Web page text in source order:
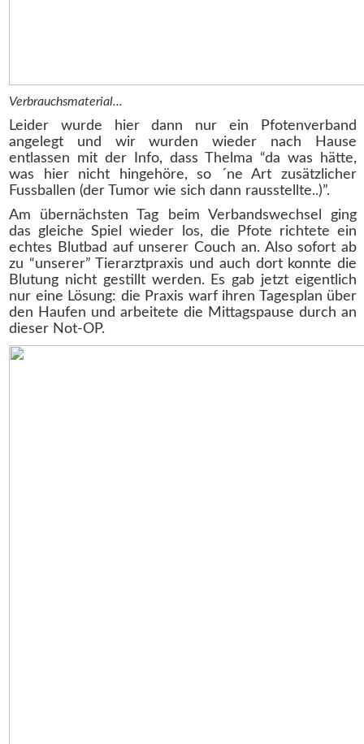
Verbrauchsmaterial...
Leider wurde hier dann nur ein Pfotenverband
angelegt und wir wurden wieder nach Hause
entlassen mit der Info, dass Thelma “da was hätte,
was hier nicht hingehöre, so ´ne Art zusätzlicher
Fussballen (der Tumor wie sich dann rausstellte..)”.
Am übernächsten Tag beim Verbandswechsel ging
das gleiche Spiel wieder los, die Pfote richtete ein
echtes Blutbad auf unserer Couch an. Also sofort ab
zu “unserer” Tierarztpraxis und auch dort konnte die
Blutung nicht gestillt werden. Es gab jetzt eigentlich
nur eine Lösung: die Praxis warf ihren Tagesplan über
den Haufen und arbeitete die Mittagspause durch an
dieser Not-OP.